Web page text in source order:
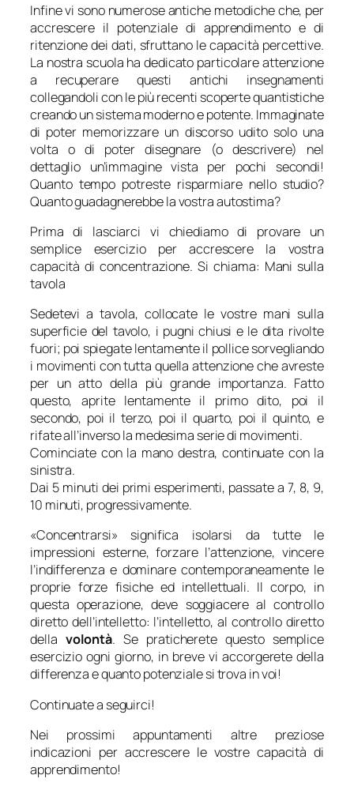
Infine vi sono numerose antiche metodiche che, per
accrescere il potenziale di apprendimento e di
ritenzione dei dati, sfruttano le capacità percettive.
La nostra scuola ha dedicato particolare attenzione
a recuperare questi antichi insegnamenti
collegandoli con le più recenti scoperte quantistiche
creando un sistema moderno e potente. Immaginate
di poter memorizzare un discorso udito solo una
volta o di poter disegnare (o descrivere) nel
dettaglio un’immagine vista per pochi secondi!
Quanto tempo potreste risparmiare nello studio?
Quanto guadagnerebbe la vostra autostima?
Prima di lasciarci vi chiediamo di provare un
semplice esercizio per accrescere la vostra
capacità di concentrazione. Si chiama: Mani sulla
tavola
Sedetevi a tavola, collocate le vostre mani sulla
superficie del tavolo, i pugni chiusi e le dita rivolte
fuori; poi spiegate lentamente il pollice sorvegliando
i movimenti con tutta quella attenzione che avreste
per un atto della più grande importanza. Fatto
questo, aprite lentamente il primo dito, poi il
secondo, poi il terzo, poi il quarto, poi il quinto, e
rifate all’inverso la medesima serie di movimenti.
Cominciate con la mano destra, continuate con la
sinistra.
Dai 5 minuti dei primi esperimenti, passate a 7, 8, 9,
10 minuti, progressivamente.
«Concentrarsi» significa isolarsi da tutte le
impressioni esterne, forzare l’attenzione, vincere
l’indifferenza e dominare contemporaneamente le
proprie forze fisiche ed intellettuali. Il corpo, in
questa operazione, deve soggiacere al controllo
diretto dell’intelletto: l’intelletto, al controllo diretto
della volontà. Se praticherete questo semplice
esercizio ogni giorno, in breve vi accorgerete della
differenza e quanto potenziale si trova in voi!
Continuate a seguirci!
Nei prossimi appuntamenti altre preziose
indicazioni per accrescere le vostre capacità di
apprendimento!